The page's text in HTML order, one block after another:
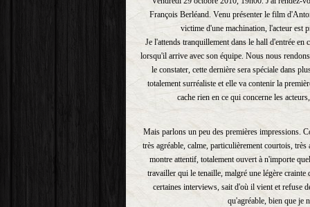
François Berléand. Venu présenter le film
victime d'une machination, l'acteur est
Je l'attends tranquillement dans le hall d'entrée en
lorsqu'il arrive avec son équipe. Nous nous
le constater, cette dernière sera spéciale dans
totalement surréaliste et elle va contenir la
cache rien en ce qui concerne les
Mais parlons un peu des premières impressions.
très agréable, calme, particulièrement courtois,
montre attentif, totalement ouvert à n'importe
travailler qui le tenaille, malgré une légère
certaines interviews, sait d'où il vient et refuse
qu'agréable, bien que je